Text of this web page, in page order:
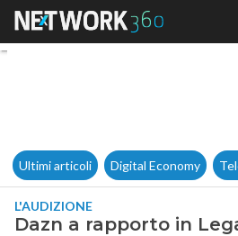
Dazn a
Ultimi articoli Digital Economy
L'AUDIZIONE
Dazn a rapporto in